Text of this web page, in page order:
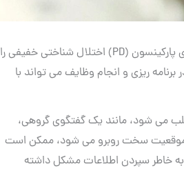
برخی از افراد مبتلا به بیماری پارکینسون (PD) اختلال شناختی خفیفی را
ریزی و انجام وظایف می تواند با
می شود، مانند یک گفتگوی گروهی،
موقعیت سخت روبرو می شود، ممکن است
خاطر سپردن اطلاعات مشکل داشته